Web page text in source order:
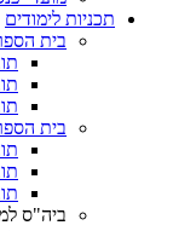
תכניות לימודים
בית
בית
ביה"ס